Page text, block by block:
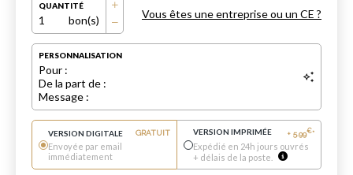
QUANTITÉ
1 bon(s) Vous êtes une entreprise ou un CE ?
PERSONNALISATION
Pour :
De la part de :
Message :
VERSION DIGITALE GRATUIT
Envoyée par email
immédiatement
VERSION IMPRIMÉE + 5.99€*
Expédié en 24h jours ouvrés
+ délais de la poste.